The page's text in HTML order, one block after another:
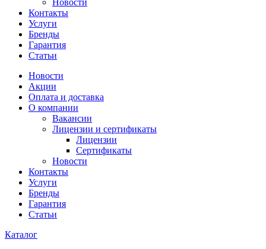
Новости
Контакты
Услуги
Бренды
Гарантия
Статьи
Новости
Акции
Оплата и доставка
О компании
Вакансии
Лицензии и сертификаты
Лицензии
Сертификаты
Новости
Контакты
Услуги
Бренды
Гарантия
Статьи
Каталог